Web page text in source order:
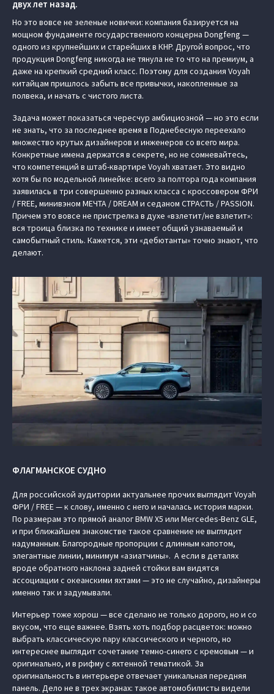
двух лет назад.
Но это вовсе не зеленые новички: компания базируется на
мощном фундаменте государственного концерна Dongfeng —
одного из крупнейших и старейших в КНР. Другой вопрос, что
продукция Dongfeng никогда не тянула не то что на премиум, а
даже на крепкий средний класс. Поэтому для создания Voyah
китайцам пришлось забыть все привычки, накопленные за
полвека, и начать с чистого листа.
Задача может показаться чересчур амбициозной — но это если
не знать, что за последнее время в Поднебесную переехало
множество крутых дизайнеров и инженеров со всего мира.
Конкретные имена держатся в секрете, но не сомневайтесь,
что компетенций в штаб-квартире Voyah хватает. Это видно
хотя бы по модельной линейке: всего за полтора года компания
заявилась в три совершенно разных класса с кроссовером ФРИ
/ FREE, минивэном МЕЧТА / DREAM и седаном СТРАСТЬ / PASSION.
Причем это вовсе не пристрелка в духе «взлетит/не взлетит»:
вся троица близка по технике и имеет общий узнаваемый и
самобытный стиль. Кажется, эти «дебютанты» точно знают, что
делают.
ФЛАГМАНСКОЕ СУДНО
Для российской аудитории актуальнее прочих выглядит Voyah
ФРИ / FREE — к слову, именно с него и началась история марки.
По размерам это прямой аналог BMW X5 или Mercedes-Benz GLE,
и при ближайшем знакомстве такое сравнение не выглядит
надуманным. Благородные пропорции с длинным капотом,
элегантные линии, минимум «азиатчины». А если в деталях
вроде обратного наклона задней стойки вам видятся
ассоциации с океанскими яхтами — это не случайно, дизайнеры
именно так и задумывали.
Интерьер тоже хорош — все сделано не только дорого, но и со
вкусом, что еще важнее. Взять хоть подбор расцветок: можно
выбрать классическую пару классического и черного, но
интереснее выглядит сочетание темно-синего с кремовым — и
оригинально, и в рифму с яхтенной тематикой. За
оригинальность в интерьере отвечает уникальная передняя
панель. Дело не в трех экранах: такое автомобилисты видели